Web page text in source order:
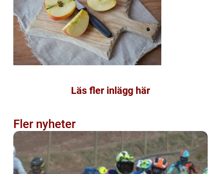
Läs fler inlägg här
Fler nyheter